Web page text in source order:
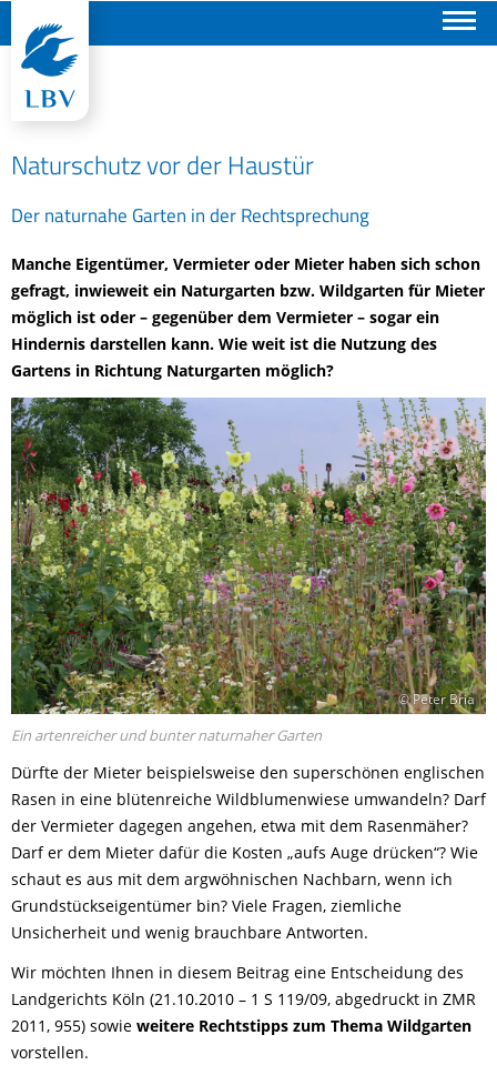
Naturschutz vor der Haustür
Der naturnahe Garten in der Rechtsprechung
Manche Eigentümer, Vermieter oder Mieter haben sich schon
gefragt, inwieweit ein Naturgarten bzw. Wildgarten für Mieter
möglich ist oder – gegenüber dem Vermieter – sogar ein
Hindernis darstellen kann. Wie weit ist die Nutzung des
Gartens in Richtung Naturgarten möglich?
© Peter Bria
Ein artenreicher und bunter naturnaher Garten
Dürfte der Mieter beispielsweise den superschönen englischen
Rasen in eine blütenreiche Wildblumenwiese umwandeln? Darf
der Vermieter dagegen angehen, etwa mit dem Rasenmäher?
Darf er dem Mieter dafür die Kosten „aufs Auge drücken“? Wie
schaut es aus mit dem argwöhnischen Nachbarn, wenn ich
Grundstückseigentümer bin? Viele Fragen, ziemliche
Unsicherheit und wenig brauchbare Antworten.
Wir möchten Ihnen in diesem Beitrag eine Entscheidung des
Landgerichts Köln (21.10.2010 – 1 S 119/09, abgedruckt in ZMR
2011, 955) sowie weitere Rechtstipps zum Thema Wildgarten
vorstellen.